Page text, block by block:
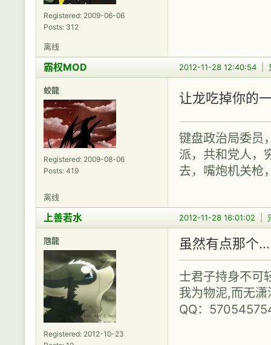
Registered: 2009-06-06
Posts: 312
离线
2012-11-28 12:40:54
霸权MOD
蛟龍
Registered: 2009-08-06
Posts: 419
让龙吃掉你的
键盘政治局委员
派，共和党人，
去，嘴炮机关枪
离线
2012-11-28 16:01:02
上善若水
虺龍
Registered: 2012-10-23
虽然有点那个
士君子持身不可
我为物泥,而无
QQ：